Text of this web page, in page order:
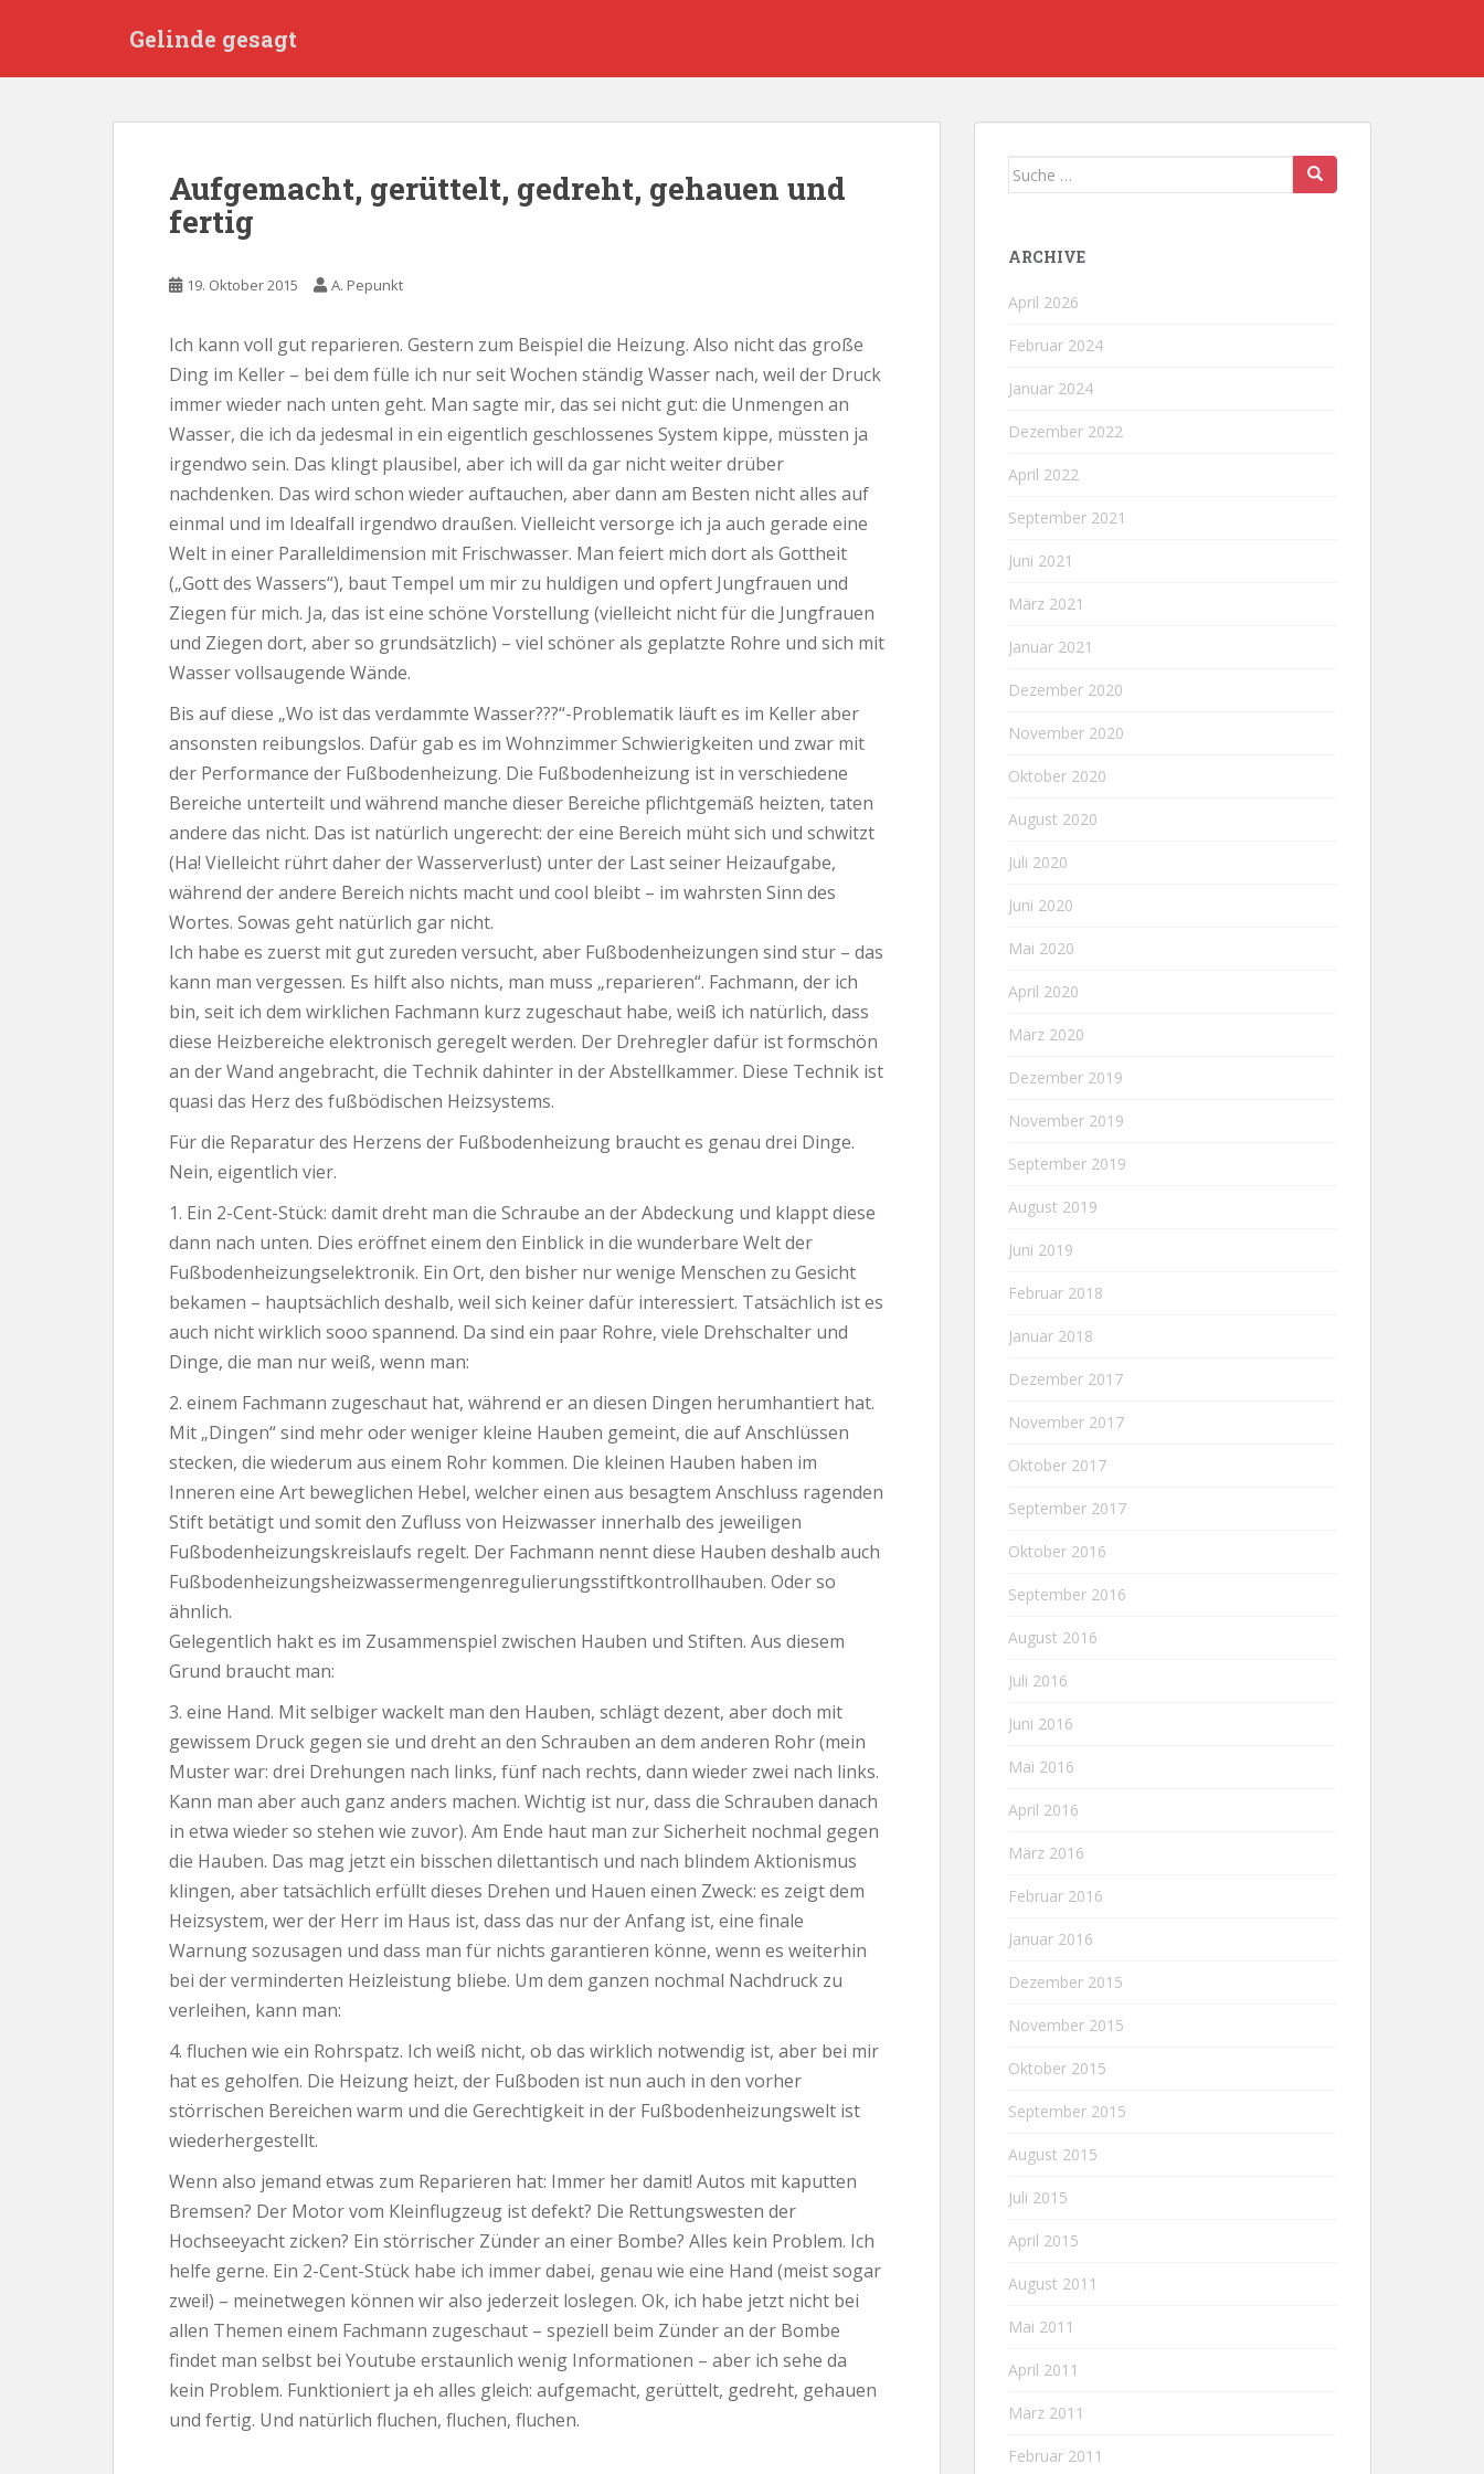
Gelinde gesagt
Aufgemacht, gerüttelt, gedreht, gehauen und
fertig
19. Oktober 2015 A. Pepunkt
Ich kann voll gut reparieren. Gestern zum Beispiel die Heizung. Also nicht das große
Ding im Keller – bei dem fülle ich nur seit Wochen ständig Wasser nach, weil der Druck
immer wieder nach unten geht. Man sagte mir, das sei nicht gut: die Unmengen an
Wasser, die ich da jedesmal in ein eigentlich geschlossenes System kippe, müssten ja
irgendwo sein. Das klingt plausibel, aber ich will da gar nicht weiter drüber
nachdenken. Das wird schon wieder auftauchen, aber dann am Besten nicht alles auf
einmal und im Idealfall irgendwo draußen. Vielleicht versorge ich ja auch gerade eine
Welt in einer Paralleldimension mit Frischwasser. Man feiert mich dort als Gottheit
(„Gott des Wassers“), baut Tempel um mir zu huldigen und opfert Jungfrauen und
Ziegen für mich. Ja, das ist eine schöne Vorstellung (vielleicht nicht für die Jungfrauen
und Ziegen dort, aber so grundsätzlich) – viel schöner als geplatzte Rohre und sich mit
Wasser vollsaugende Wände.
Bis auf diese „Wo ist das verdammte Wasser???“-Problematik läuft es im Keller aber
ansonsten reibungslos. Dafür gab es im Wohnzimmer Schwierigkeiten und zwar mit
der Performance der Fußbodenheizung. Die Fußbodenheizung ist in verschiedene
Bereiche unterteilt und während manche dieser Bereiche pflichtgemäß heizten, taten
andere das nicht. Das ist natürlich ungerecht: der eine Bereich müht sich und schwitzt
(Ha! Vielleicht rührt daher der Wasserverlust) unter der Last seiner Heizaufgabe,
während der andere Bereich nichts macht und cool bleibt – im wahrsten Sinn des
Wortes. Sowas geht natürlich gar nicht.
Ich habe es zuerst mit gut zureden versucht, aber Fußbodenheizungen sind stur – das
kann man vergessen. Es hilft also nichts, man muss „reparieren“. Fachmann, der ich
bin, seit ich dem wirklichen Fachmann kurz zugeschaut habe, weiß ich natürlich, dass
diese Heizbereiche elektronisch geregelt werden. Der Drehregler dafür ist formschön
an der Wand angebracht, die Technik dahinter in der Abstellkammer. Diese Technik ist
quasi das Herz des fußbödischen Heizsystems.
Für die Reparatur des Herzens der Fußbodenheizung braucht es genau drei Dinge.
Nein, eigentlich vier.
1. Ein 2-Cent-Stück: damit dreht man die Schraube an der Abdeckung und klappt diese
dann nach unten. Dies eröffnet einem den Einblick in die wunderbare Welt der
Fußbodenheizungselektronik. Ein Ort, den bisher nur wenige Menschen zu Gesicht
bekamen – hauptsächlich deshalb, weil sich keiner dafür interessiert. Tatsächlich ist es
auch nicht wirklich sooo spannend. Da sind ein paar Rohre, viele Drehschalter und
Dinge, die man nur weiß, wenn man:
2. einem Fachmann zugeschaut hat, während er an diesen Dingen herumhantiert hat.
Mit „Dingen“ sind mehr oder weniger kleine Hauben gemeint, die auf Anschlüssen
stecken, die wiederum aus einem Rohr kommen. Die kleinen Hauben haben im
Inneren eine Art beweglichen Hebel, welcher einen aus besagtem Anschluss ragenden
Stift betätigt und somit den Zufluss von Heizwasser innerhalb des jeweiligen
Fußbodenheizungskreislaufs regelt. Der Fachmann nennt diese Hauben deshalb auch
Fußbodenheizungsheizwassermengenregulierungsstiftkontrollhauben. Oder so
ähnlich.
Gelegentlich hakt es im Zusammenspiel zwischen Hauben und Stiften. Aus diesem
Grund braucht man:
3. eine Hand. Mit selbiger wackelt man den Hauben, schlägt dezent, aber doch mit
gewissem Druck gegen sie und dreht an den Schrauben an dem anderen Rohr (mein
Muster war: drei Drehungen nach links, fünf nach rechts, dann wieder zwei nach links.
Kann man aber auch ganz anders machen. Wichtig ist nur, dass die Schrauben danach
in etwa wieder so stehen wie zuvor). Am Ende haut man zur Sicherheit nochmal gegen
die Hauben. Das mag jetzt ein bisschen dilettantisch und nach blindem Aktionismus
klingen, aber tatsächlich erfüllt dieses Drehen und Hauen einen Zweck: es zeigt dem
Heizsystem, wer der Herr im Haus ist, dass das nur der Anfang ist, eine finale
Warnung sozusagen und dass man für nichts garantieren könne, wenn es weiterhin
bei der verminderten Heizleistung bliebe. Um dem ganzen nochmal Nachdruck zu
verleihen, kann man:
4. fluchen wie ein Rohrspatz. Ich weiß nicht, ob das wirklich notwendig ist, aber bei mir
hat es geholfen. Die Heizung heizt, der Fußboden ist nun auch in den vorher
störrischen Bereichen warm und die Gerechtigkeit in der Fußbodenheizungswelt ist
wiederhergestellt.
Wenn also jemand etwas zum Reparieren hat: Immer her damit! Autos mit kaputten
Bremsen? Der Motor vom Kleinflugzeug ist defekt? Die Rettungswesten der
Hochseeyacht zicken? Ein störrischer Zünder an einer Bombe? Alles kein Problem. Ich
helfe gerne. Ein 2-Cent-Stück habe ich immer dabei, genau wie eine Hand (meist sogar
zwei!) – meinetwegen können wir also jederzeit loslegen. Ok, ich habe jetzt nicht bei
allen Themen einem Fachmann zugeschaut – speziell beim Zünder an der Bombe
findet man selbst bei Youtube erstaunlich wenig Informationen – aber ich sehe da
kein Problem. Funktioniert ja eh alles gleich: aufgemacht, gerüttelt, gedreht, gehauen
und fertig. Und natürlich fluchen, fluchen, fluchen.
Suche
ARCHIVE
April 2026
Februar 2024
Januar 2024
Dezember 2022
April 2022
September 2021
Juni 2021
März 2021
Januar 2021
Dezember 2020
November 2020
Oktober 2020
August 2020
Juli 2020
Juni 2020
Mai 2020
April 2020
März 2020
Dezember 2019
November 2019
September 2019
August 2019
Juni 2019
Februar 2018
Januar 2018
Dezember 2017
November 2017
Oktober 2017
September 2017
Oktober 2016
September 2016
August 2016
Juli 2016
Juni 2016
Mai 2016
April 2016
März 2016
Februar 2016
Januar 2016
Dezember 2015
November 2015
Oktober 2015
September 2015
August 2015
Juli 2015
April 2015
August 2011
Mai 2011
April 2011
März 2011
Februar 2011